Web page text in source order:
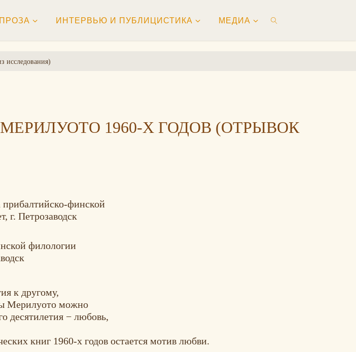
ПРОЗА ИНТЕРВЬЮ И ПУБЛИЦИСТИКА МЕДИА
исследования)
1960-Х ГОДОВ (ОТРЫВОК
финской
г. Петрозаводск
филологии
к другому,
Мерилуото можно
десятилетия − любовь,
книг 1960-х годов остается мотив любви.